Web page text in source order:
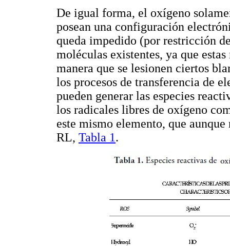
De igual forma, el oxígeno
posean una configuración
queda impedido (por restricción
moléculas existentes, ya que
manera que se lesionen ciertos
los procesos de transferencia de
pueden generar las especies
los radicales libres de oxígeno
este mismo elemento, que
RL, Tabla 1.